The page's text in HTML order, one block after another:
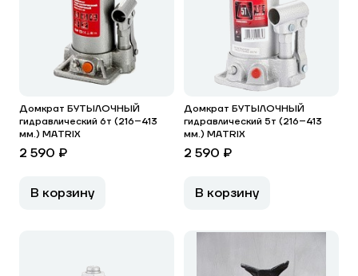
Домкрат БУТЫЛОЧНЫЙ
гидравлический 6т (216–413
мм.) MATRIX
2 590 ₽
В корзину
Домкрат БУТЫЛОЧНЫЙ
гидравлический 5т (216–413
мм.) MATRIX
2 590 ₽
В корзину